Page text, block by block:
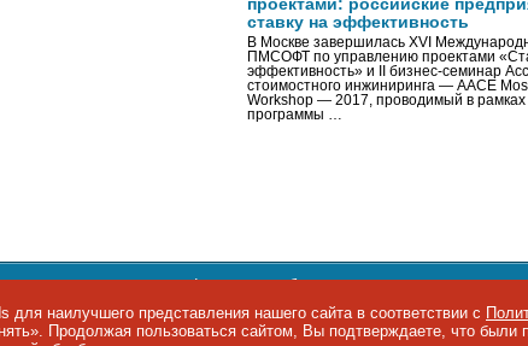
проектами: российские
ставку на эффективность
В Москве завершилась XVI
ПМСОФТ по управлению проектами
эффективность» и II бизнес-семинар
стоимостного инжиниринга — AACE
Workshop — 2017, проводимый в рамках
программы …
данных,информация об авторских правах и
974-22-60. Факс: +7 495 974-22-63. E-mail:
siteeditor@iemag.ru
наилучшего представления нашего сайта в соответствии с
Продолжая пользоваться сайтом, Вы подтверждаете, что были